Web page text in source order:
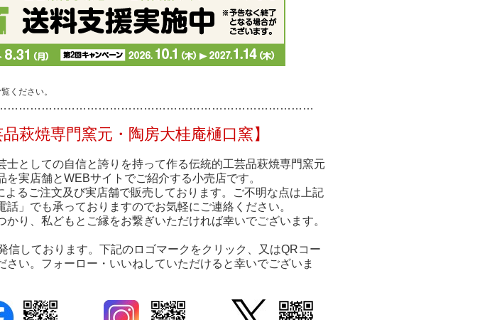
ください。
…………… ………
品萩焼専門窯元・陶房大桂庵樋口窯】
士としての自信と誇りを持って作る伝統的工芸品萩焼専門窯元
実店舗とWEBサイトでご紹介する小売店です。
よるご注文及び実店舗で販売しております。ご不明な点は上記
」でも承っておりますのでお気軽にご連絡ください。
り、私どもとご縁をお繋ぎいただければ幸いでございます。
信しております。下記のロゴマークをクリック、又はQRコー
さい。フォーロー・いいねしていただけると幸いでございま